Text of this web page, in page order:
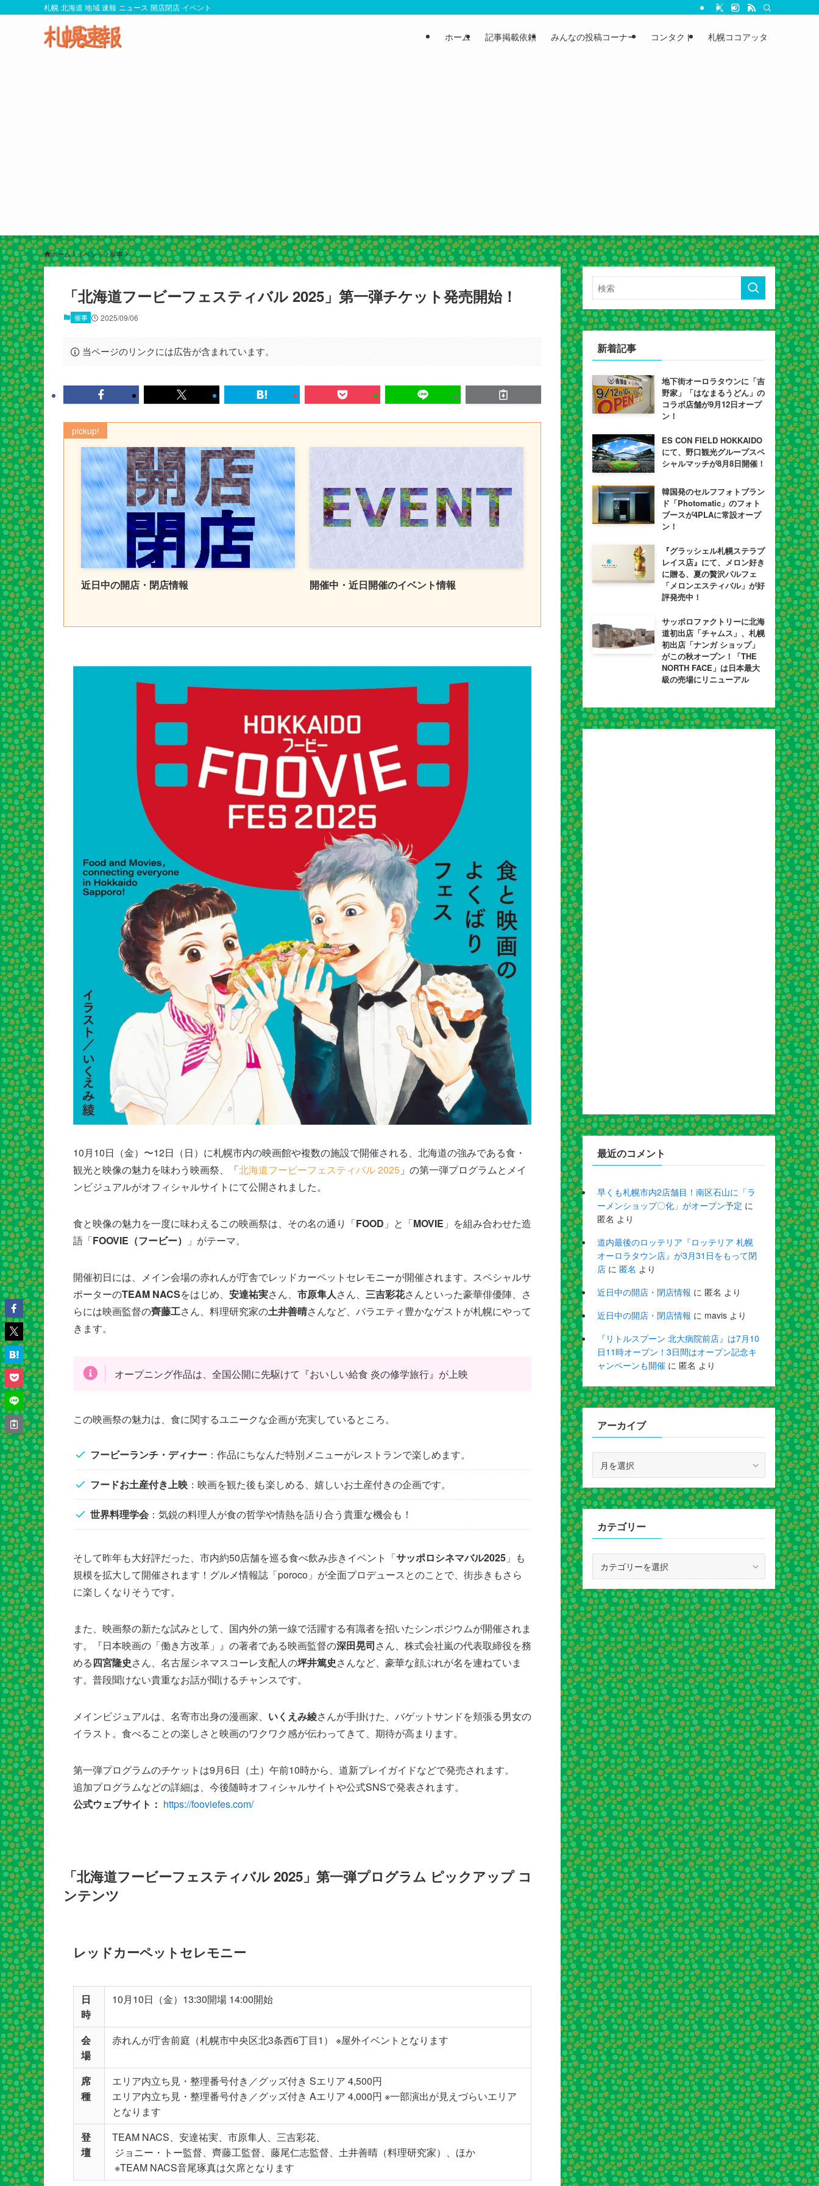
札幌 北海道 地域 速報 ニュース 開店閉店 イベント
ホーム 記事掲載依頼 みんなの投稿コーナー コンタクト 札幌ココアッタ
ホーム イベント 催事
「北海道フービーフェスティバル 2025」第一弾チケット発売開始！
催事 2025/09/06
当ページのリンクには広告が含まれています。
pickup!
近日中の開店・閉店情報 開催中・近日開催のイベント情報
10月10日（金）〜12日（日）に札幌市内の映画館や複数の施設で開催される、北海道の強みである食・
観光と映像の魅力を味わう映画祭、「北海道フービーフェスティバル 2025 」の第一弾プログラムとメイ
ンビジュアルがオフィシャルサイトにて公開されました。
食と映像の魅力を一度に味わえるこの映画祭は、その名の通り「FOOD 」と「MOVIE 」を組み合わせた造
語「FOOVIE（フービー） 」がテーマ。
開催初日には、メイン会場の赤れんが庁舎でレッドカーペットセレモニーが開催されます。スペシャルサ
ポーターのTEAM NACSをはじめ、 安達祐実さん、 市原隼人さん、 三吉彩花さんといった豪華俳優陣、さ
らには映画監督の齊藤工さん、料理研究家の土井善晴さんなど、バラエティ豊かなゲストが札幌にやって
きます。
オープニング作品は、全国公開に先駆けて『おいしい給食 炎の修学旅行』が上映
この映画祭の魅力は、食に関するユニークな企画が充実しているところ。
フービーランチ・ディナー ：作品にちなんだ特別メニューがレストランで楽しめます。
フードお土産付き上映 ：映画を観た後も楽しめる、嬉しいお土産付きの企画です。
世界料理学会 ：気鋭の料理人が食の哲学や情熱を語り合う貴重な機会も！
そして昨年も大好評だった、市内約50店舗を巡る食べ飲み歩きイベント「サッポロシネマバル2025 」も
規模を拡大して開催されます！グルメ情報誌「poroco」が全面プロデュースとのことで、街歩きもさら
に楽しくなりそうです。
また、映画祭の新たな試みとして、国内外の第一線で活躍する有識者を招いたシンポジウムが開催されま
す。『日本映画の「働き方改革」』の著者である映画監督の深田晃司さん、株式会社嵐の代表取締役を務
める四宮隆史さん、名古屋シネマスコーレ支配人の坪井篤史さんなど、豪華な顔ぶれが名を連ねていま
す。普段聞けない貴重なお話が聞けるチャンスです。
メインビジュアルは、名寄市出身の漫画家、 いくえみ綾さんが手掛けた、バゲットサンドを頬張る男女の
イラスト。食べることの楽しさと映画のワクワク感が伝わってきて、期待が高まります。
第一弾プログラムのチケットは9月6日（土）午前10時から、道新プレイガイドなどで発売されます。
追加プログラムなどの詳細は、今後随時オフィシャルサイトや公式SNSで発表されます。
公式ウェブサイト： https://fooviefes.com/
「北海道フービーフェスティバル 2025」第一弾プログラム ピックアップ コ
ンテンツ
レッドカーペットセレモニー
日
時
10月10日（金）13:30開場 14:00開始
会
場
赤れんが庁舎前庭（札幌市中央区北3条西6丁目1） ※屋外イベントとなります
席
種
エリア内立ち見・整理番号付き／グッズ付き Sエリア 4,500円
エリア内立ち見・整理番号付き／グッズ付き Aエリア 4,000円 ※一部演出が見えづらいエリア
となります
登
壇
TEAM NACS、安達祐実、市原隼人、三吉彩花、
ジョニー・トー監督、齊藤工監督、藤尾仁志監督、土井善晴（料理研究家）、ほか
※TEAM NACS音尾琢真は欠席となります
新着記事
地下街オーロラタウンに「吉
野家」「はなまるうどん」の
コラボ店舗が9月12日オープ
ン！
ES CON FIELD HOKKAIDO
にて、野口観光グループスペ
シャルマッチが8月8日開催！
韓国発のセルフフォトブラン
ド「Photomatic」のフォト
ブースが4PLAに常設オープ
ン！
『グラッシェル札幌ステラプ
レイス店』にて、メロン好き
に贈る、夏の贅沢パルフェ
「メロンエスティバル」が好
評発売中！
サッポロファクトリーに北海
道初出店「チャムス」、札幌
初出店「ナンガ ショップ」
がこの秋オープン！「THE
NORTH FACE」は日本最大
級の売場にリニューアル
最近のコメント
早くも札幌市内2店舗目！南区石山に「ラ
ーメンショップ〇化」がオープン予定 に
匿名 より
道内最後のロッテリア『ロッテリア 札幌
オーロラタウン店』が3月31日をもって閉
店 に 匿名 より
近日中の開店・閉店情報 に 匿名 より
近日中の開店・閉店情報 に mavis より
『リトルスプーン 北大病院前店』は7月10
日11時オープン！3日間はオープン記念キ
ャンペーンも開催 に 匿名 より
アーカイブ
カ
イ
ブ
カテゴリー
ゴ
リ
ー